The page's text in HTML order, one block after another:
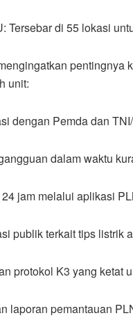
Tersebar di 55 lokasi
pentingnya
unit:
dengan Pemda dan
dalam waktu
jam melalui aplikasi
publik terkait tips listrik
protokol K3 yang ketat
laporan pemantauan